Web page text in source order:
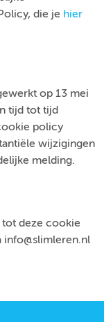
die je hier
op 13 mei
tijd tot tijd
policy
wijzigingen
melding.
deze cookie
info@slimleren.nl